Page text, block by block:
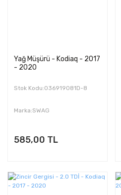
Yağ Müşürü - Kodiaq - 2017
- 2020
Stok Kodu:036919081D-8
Marka:SWAG
585,00 TL